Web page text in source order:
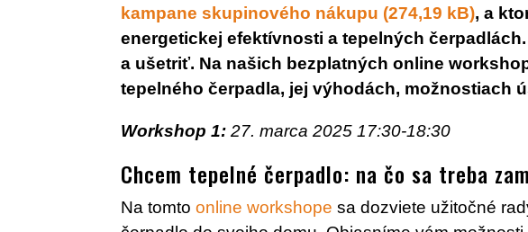
kampane skupinového nákupu
, a
energetickej efektívnosti a tepelných
a ušetriť. Na našich bezplatných online
tepelného čerpadla, jej výhodách, možnostiach
Workshop 1: 27. marca 2025 17:30-18:30
Chcem tepelné čerpadlo: na čo sa treba
Na tomtoonline workshope sa dozviete užitočné